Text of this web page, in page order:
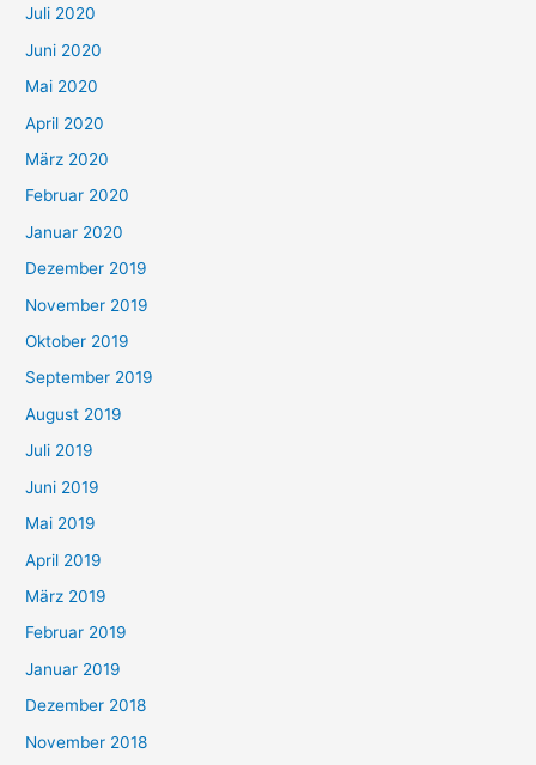
Juli 2020
Juni 2020
Mai 2020
April 2020
März 2020
Februar 2020
Januar 2020
Dezember 2019
November 2019
Oktober 2019
September 2019
August 2019
Juli 2019
Juni 2019
Mai 2019
April 2019
März 2019
Februar 2019
Januar 2019
Dezember 2018
November 2018